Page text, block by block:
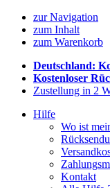
zur Navigation
zum Inhalt
zum Warenkorb
Deutschland:
Kostenloser
Zustellung in 2
Hilfe
Wo ist
Kontakt